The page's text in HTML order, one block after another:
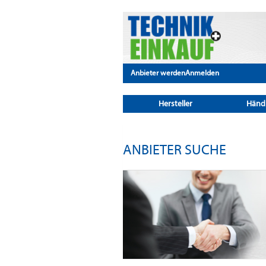
Anbieter werdenAnmelden
Hersteller
ANBIETER SUCHE